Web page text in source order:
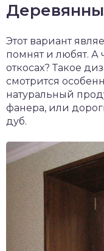
Этот вариант
помнят и любят. А
откосах? Такое
смотрится
натуральный
фанера, или
дуб.